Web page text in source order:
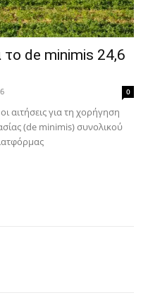
το de minimis 24,6
0
αιτήσεις για τη χορήγηση
(de minimis) συνολικού